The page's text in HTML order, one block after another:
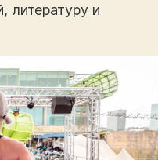
литературу и